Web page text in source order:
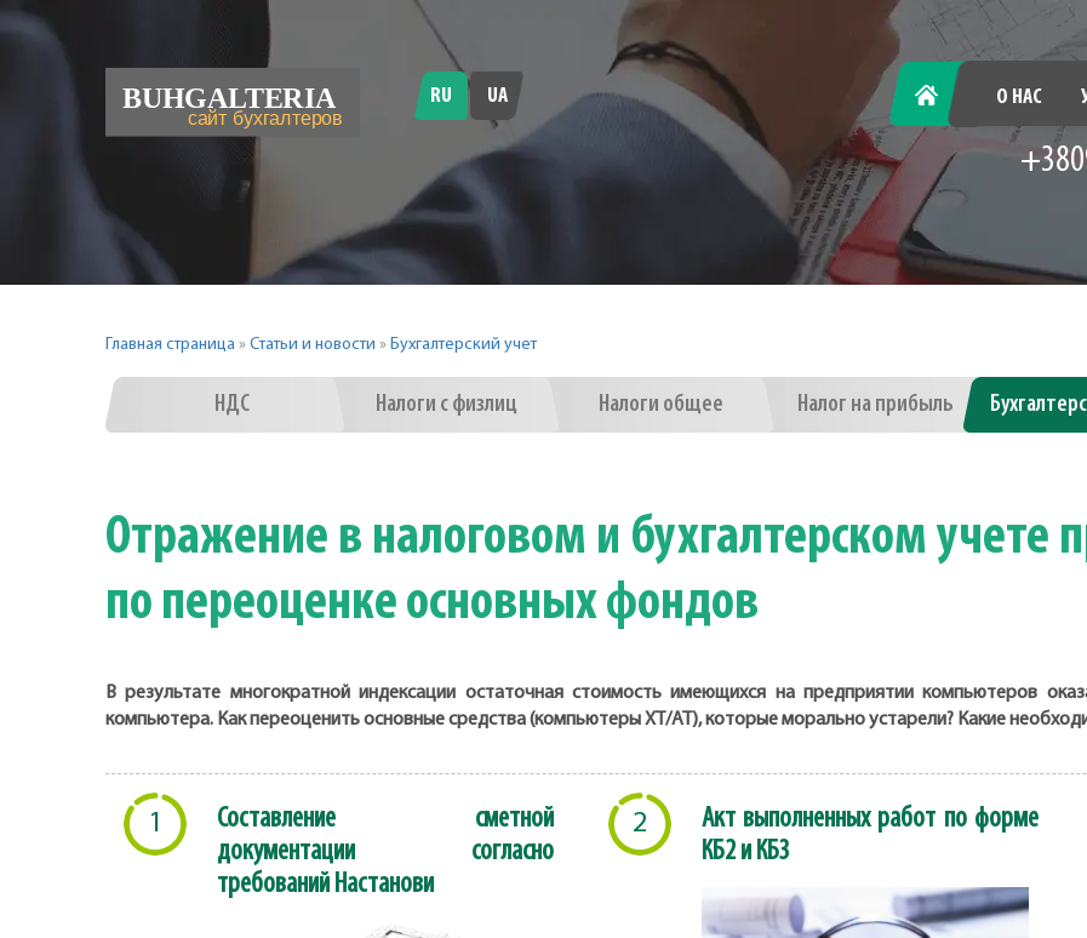
RU UA ГЛАВНАЯ О НАС
Главная страница » Статьи и новости » Бухгалтерский учет
НДС Налоги с физлиц Налоги общее Налог на прибыль
Отражение в налоговом и бухгалтерском учете
по переоценке основных фондов
В результате многократной индексации остаточная стоимость имеющихся на предприятии компьютеров
компьютера. Как переоценить основные средства (компьютеры ХТ/АТ), которые морально устарели? Какие
1
Составление сметной
документации согласно
требований Настанови
2
Акт выполненных работ по форме
КБ2 и КБ3